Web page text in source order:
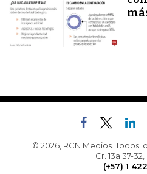
© 2026, RCN Medios. Todos
Cr. 13a 37-
(+57) 1